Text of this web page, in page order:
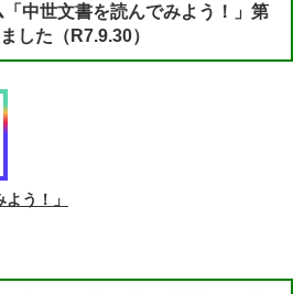
中世文書を読んでみよう！」第
した （R7.9.30）​
う！」